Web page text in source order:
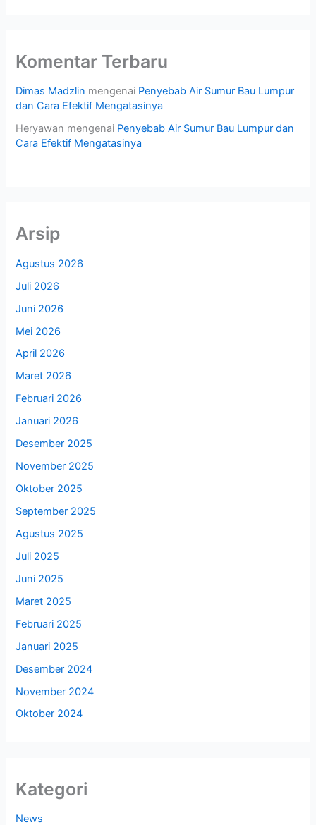
Komentar Terbaru
Dimas Madzlin mengenai Penyebab Air Sumur Bau Lumpur
dan Cara Efektif Mengatasinya
Heryawan mengenai Penyebab Air Sumur Bau Lumpur dan
Cara Efektif Mengatasinya
Arsip
Agustus 2026
Juli 2026
Juni 2026
Mei 2026
April 2026
Maret 2026
Februari 2026
Januari 2026
Desember 2025
November 2025
Oktober 2025
September 2025
Agustus 2025
Juli 2025
Juni 2025
Maret 2025
Februari 2025
Januari 2025
Desember 2024
November 2024
Oktober 2024
Kategori
News